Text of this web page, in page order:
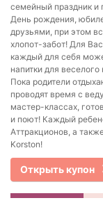
семейный праздник и
День рождения,
друзьями, при этом
хлопот-забот! Для
каждый для себя
напитки для
Пока родители
проводят время с
мастер-классах,
и поют! Каждый
Аттракционов, а
Korston!
Открыть купон